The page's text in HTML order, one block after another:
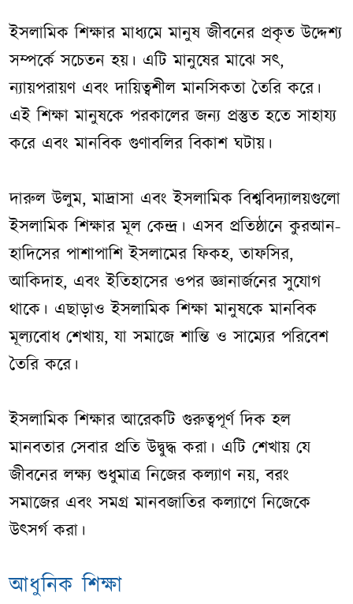
ইসলামিক শিক্ষার মাধ্যমে মানুষ জীবনের প্রকৃত উদ্দেশ্য
সম্পর্কে সচেতন হয়। এটি মানুষের মাঝে সৎ,
ন্যায়পরায়ণ এবং দায়িত্বশীল মানসিকতা তৈরি করে।
এই শিক্ষা মানুষকে পরকালের জন্য প্রস্তুত হতে সাহায্য
করে এবং মানবিক গুণাবলির বিকাশ ঘটায়।
দারুল উলুম, মাদ্রাসা এবং ইসলামিক বিশ্ববিদ্যালয়গুলো
ইসলামিক শিক্ষার মূল কেন্দ্র। এসব প্রতিষ্ঠানে কুরআন-
হাদিসের পাশাপাশি ইসলামের ফিকহ, তাফসির,
আকিদাহ, এবং ইতিহাসের ওপর জ্ঞানার্জনের সুযোগ
থাকে। এছাড়াও ইসলামিক শিক্ষা মানুষকে মানবিক
মূল্যবোধ শেখায়, যা সমাজে শান্তি ও সাম্যের পরিবেশ
তৈরি করে।
ইসলামিক শিক্ষার আরেকটি গুরুত্বপূর্ণ দিক হল
মানবতার সেবার প্রতি উদ্বুদ্ধ করা। এটি শেখায় যে
জীবনের লক্ষ্য শুধুমাত্র নিজের কল্যাণ নয়, বরং
সমাজের এবং সমগ্র মানবজাতির কল্যাণে নিজেকে
উৎসর্গ করা।
আধুনিক শিক্ষা